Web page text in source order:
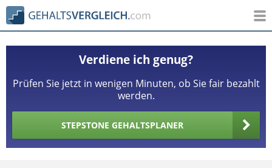
Verdiene ich genug?
Prüfen Sie jetzt in wenigen Minuten, ob Sie fair bezahlt
werden.
STEPSTONE GEHALTSPLANER